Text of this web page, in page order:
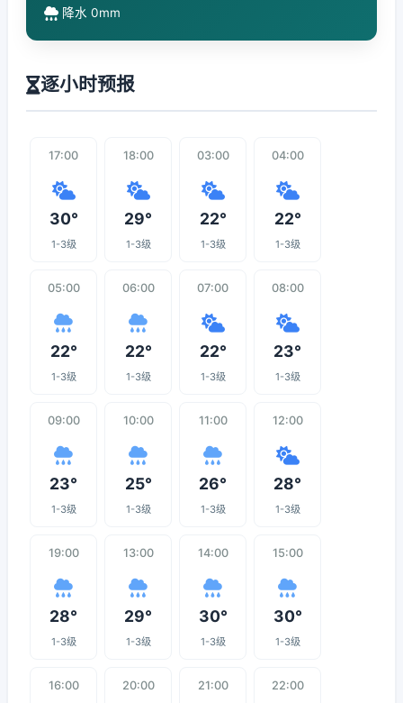
降水 0mm
逐小时预报
17:00
30°
1-3级
18:00
29°
1-3级
03:00
22°
1-3级
04:00
22°
1-3级
05:00
22°
1-3级
06:00
22°
1-3级
07:00
22°
1-3级
08:00
23°
1-3级
09:00
23°
1-3级
10:00
25°
1-3级
11:00
26°
1-3级
12:00
28°
1-3级
19:00
28°
1-3级
13:00
29°
1-3级
14:00
30°
1-3级
15:00
30°
1-3级
16:00 20:00 21:00 22:00